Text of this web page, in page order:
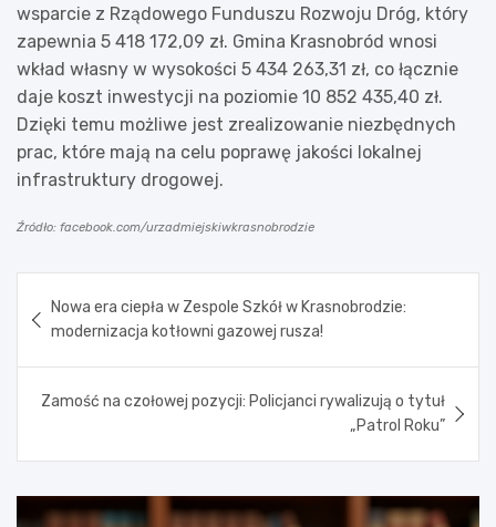
wsparcie z Rządowego Funduszu Rozwoju Dróg, który
zapewnia 5 418 172,09 zł. Gmina Krasnobród wnosi
wkład własny w wysokości 5 434 263,31 zł, co łącznie
daje koszt inwestycji na poziomie 10 852 435,40 zł.
Dzięki temu możliwe jest zrealizowanie niezbędnych
prac, które mają na celu poprawę jakości lokalnej
infrastruktury drogowej.
Źródło: facebook.com/urzadmiejskiwkrasnobrodzie
wpisu
Nowa era ciepła w Zespole Szkół w Krasnobrodzie:
modernizacja kotłowni gazowej rusza!
Zamość na czołowej pozycji: Policjanci rywalizują o tytuł
„Patrol Roku”